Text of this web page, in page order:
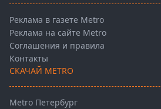
Реклама в газете Metro
Реклама на сайте Metro
Соглашения и правила
Контакты
СКАЧАЙ METRO
Metro Петербург